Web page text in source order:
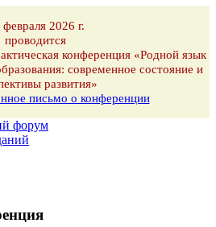
февраля 2026 г.
проводится
конференция «Родной язык
современное состояние и
развития»
письмо о конференции